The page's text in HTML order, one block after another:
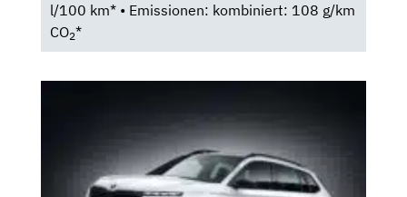
l/100 km* • Emissionen: kombiniert: 108 g/km
CO2*